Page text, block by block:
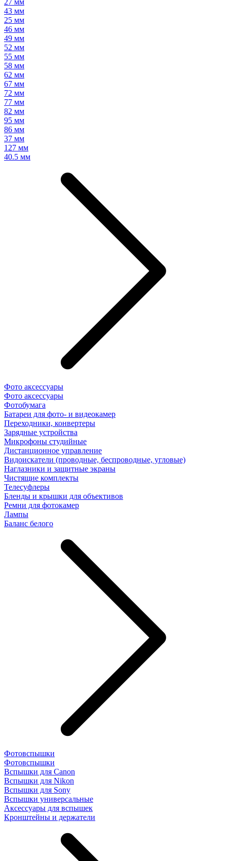
27 мм
43 мм
25 мм
46 мм
49 мм
52 мм
55 мм
58 мм
62 мм
67 мм
72 мм
77 мм
82 мм
95 мм
86 мм
37 мм
127 мм
40.5 мм
Фото аксессуары
Фото аксессуары
Фотобумага
Батареи для фото- и видеокамер
Переходники, конвертеры
Зарядные устройства
Микрофоны студийные
Дистанционное управление
Видоискатели (проводные, беспроводные, угловые)
Наглазники и защитные экраны
Чистящие комплекты
Телесуфлеры
Бленды и крышки для объективов
Ремни для фотокамер
Лампы
Баланс белого
Фотовспышки
Фотовспышки
Вспышки для Canon
Вспышки для Nikon
Вспышки для Sony
Вспышки универсальные
Аксесcуары для вспышек
Кронштейны и держатели